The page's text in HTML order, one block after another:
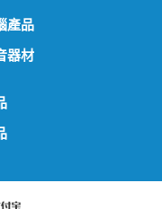
產品
器材